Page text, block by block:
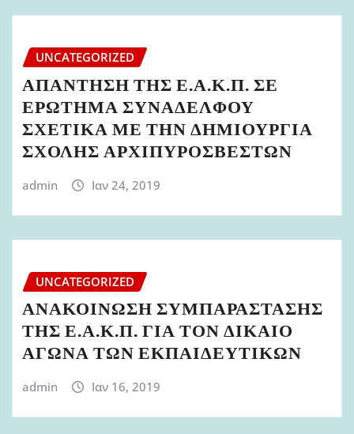
UNCATEGORIZED
ΑΠΑΝΤΗΣΗ ΤΗΣ Ε.Α.Κ.Π. ΣΕ
ΕΡΩΤΗΜΑ ΣΥΝΑΔΕΛΦΟΥ
ΣΧΕΤΙΚΑ ΜΕ ΤΗΝ ΔΗΜΙΟΥΡΓΙΑ
ΣΧΟΛΗΣ ΑΡΧΙΠΥΡΟΣΒΕΣΤΩΝ
admin Ιαν 24, 2019
UNCATEGORIZED
ΑΝΑΚΟΙΝΩΣΗ ΣΥΜΠΑΡΑΣΤΑΣΗΣ
ΤΗΣ Ε.Α.Κ.Π. ΓΙΑ ΤΟΝ ΔΙΚΑΙΟ
ΑΓΩΝΑ ΤΩΝ ΕΚΠΑΙΔΕΥΤΙΚΩΝ
admin Ιαν 16, 2019